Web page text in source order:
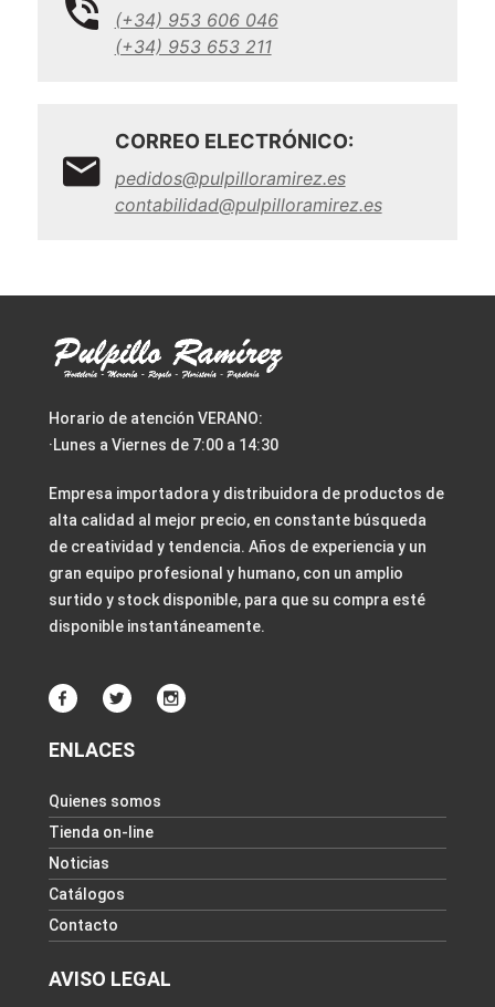
(+34) 953 606 046
(+34) 953 653 211
CORREO ELECTRÓNICO:
pedidos@pulpilloramirez.es
contabilidad@pulpilloramirez.es
Horario de atención VERANO:
·Lunes a Viernes de 7:00 a 14:30
Empresa importadora y distribuidora de productos de
alta calidad al mejor precio, en constante búsqueda
de creatividad y tendencia. Años de experiencia y un
gran equipo profesional y humano, con un amplio
surtido y stock disponible, para que su compra esté
disponible instantáneamente.
ENLACES
Quienes somos
Tienda on-line
Noticias
Catálogos
Contacto
AVISO LEGAL